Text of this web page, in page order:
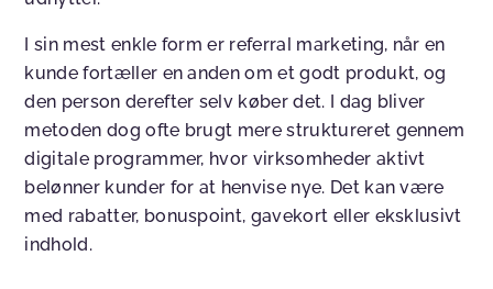
I sin mest enkle form er referral marketing, når en
kunde fortæller en anden om et godt produkt, og
den person derefter selv køber det. I dag bliver
metoden dog ofte brugt mere struktureret gennem
digitale programmer, hvor virksomheder aktivt
belønner kunder for at henvise nye. Det kan være
med rabatter, bonuspoint, gavekort eller eksklusivt
indhold.